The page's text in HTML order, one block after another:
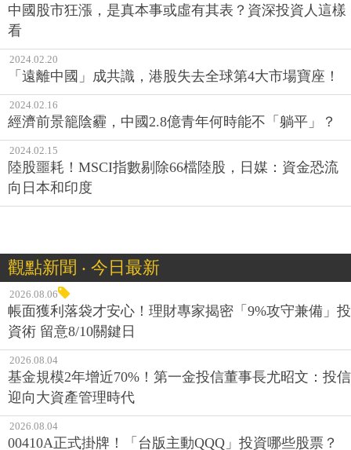
中國股市狂漲，是真本事或虛有其表？資深投資人這樣
看
2024.02.20
「遠離中國」成共識，港股失去全球第4大市場寶座！
2024.02.16
經濟前景籠陰霾，中國2.8億青年何時能不「躺平」？
2024.02.15
陸股噩耗！MSCI指數剔除66檔陸股，日媒：資金恐流
向日本和印度
觀點新聞 ‧ 今日最新
2026.08.06
帳面獲利落袋才安心！理財專家揭密「9%攻守兼備」投
資術 留意8/10關鍵日
2026.08.04
基金規模2年增近70%！第一金投信董事長尤昭文：投信
迎向大資產管理時代
2026.08.04
00410A正式掛牌！「台版主動QQQ」投資哪些股票？